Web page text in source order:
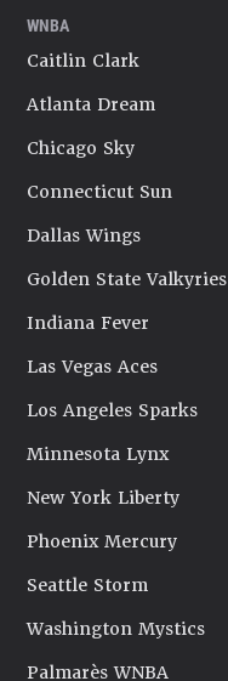
WNBA
Caitlin Clark
Atlanta Dream
Chicago Sky
Connecticut Sun
Dallas Wings
Golden State Valkyries
Indiana Fever
Las Vegas Aces
Los Angeles Sparks
Minnesota Lynx
New York Liberty
Phoenix Mercury
Seattle Storm
Washington Mystics
Palmarès WNBA